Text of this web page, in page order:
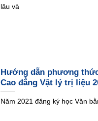
lâu và
Hướng dẫn phương
Cao đẳng Vật lý trị liệu
Năm 2021 đăng ký học Văn